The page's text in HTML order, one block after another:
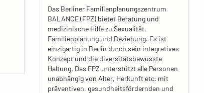
Das Berliner Familienplanungszentrum
BALANCE (FPZ) bietet Beratung und
medizinische Hilfe zu Sexualität,
Familienplanung und Beziehung. Es ist
einzigartig in Berlin durch sein integratives
Konzept und die diversitätsbewusste
Haltung. Das FPZ unterstützt alle Personen
unabhängig von Alter, Herkunft etc. mit
präventiven, gesundheitsfördernden und